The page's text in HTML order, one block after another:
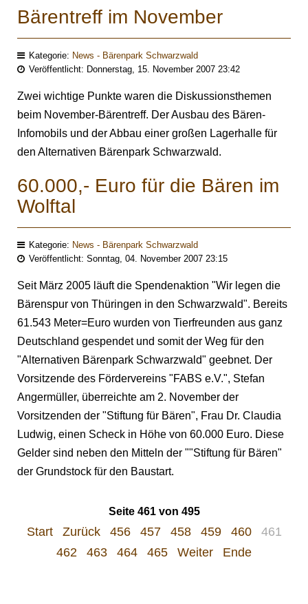
Bärentreff im November
Kategorie: News - Bärenpark Schwarzwald
Veröffentlicht: Donnerstag, 15. November 2007 23:42
Zwei wichtige Punkte waren die Diskussionsthemen
beim November-Bärentreff. Der Ausbau des Bären-
Infomobils und der Abbau einer großen Lagerhalle für
den Alternativen Bärenpark Schwarzwald.
60.000,- Euro für die Bären im
Wolftal
Kategorie: News - Bärenpark Schwarzwald
Veröffentlicht: Sonntag, 04. November 2007 23:15
Seit März 2005 läuft die Spendenaktion "Wir legen die
Bärenspur von Thüringen in den Schwarzwald". Bereits
61.543 Meter=Euro wurden von Tierfreunden aus ganz
Deutschland gespendet und somit der Weg für den
"Alternativen Bärenpark Schwarzwald" geebnet. Der
Vorsitzende des Fördervereins "FABS e.V.", Stefan
Angermüller, überreichte am 2. November der
Vorsitzenden der "Stiftung für Bären", Frau Dr. Claudia
Ludwig, einen Scheck in Höhe von 60.000 Euro. Diese
Gelder sind neben den Mitteln der ""Stiftung für Bären"
der Grundstock für den Baustart.
Seite 461 von 495
Start Zurück 456 457 458 459 460
461
462
463 464 465 Weiter Ende